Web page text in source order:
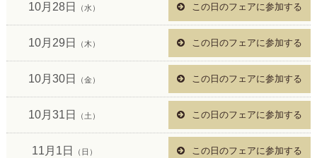
10月28日 （水） この日のフェアに参加する
10月29日 （木） この日のフェアに参加する
10月30日 （金） この日のフェアに参加する
10月31日 （土） この日のフェアに参加する
11月1日 （日） この日のフェアに参加する